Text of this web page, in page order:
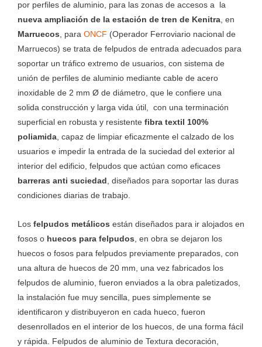
por perfiles de aluminio, para las zonas de accesos a la
nueva ampliación de la estación de tren de Kenitra, en
Marruecos, para ONCF (Operador Ferroviario nacional de
Marruecos) se trata de felpudos de entrada adecuados para
soportar un tráfico extremo de usuarios, con sistema de
unión de perfiles de aluminio mediante cable de acero
inoxidable de 2 mm Ø de diámetro, que le confiere una
solida construcción y larga vida útil, con una terminación
superficial en robusta y resistente fibra textil 100%
poliamida, capaz de limpiar eficazmente el calzado de los
usuarios e impedir la entrada de la suciedad del exterior al
interior del edificio, felpudos que actúan como eficaces
barreras anti suciedad , diseñados para soportar las duras
condiciones diarias de trabajo.
Los felpudos metálicos están diseñados para ir alojados en
fosos o huecos para felpudos, en obra se dejaron los
huecos o fosos para felpudos previamente preparados, con
una altura de huecos de 20 mm, una vez fabricados los
felpudos de aluminio, fueron enviados a la obra paletizados,
la instalación fue muy sencilla, pues simplemente se
identificaron y distribuyeron en cada hueco, fueron
desenrollados en el interior de los huecos, de una forma fácil
y rápida. Felpudos de aluminio de Textura decoración,